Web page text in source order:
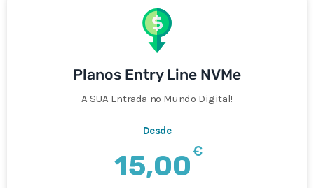
Planos Entry Line NVMe
A SUA Entrada no Mundo Digital!
Desde
15,00 €